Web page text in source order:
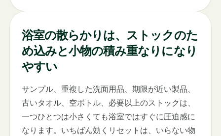
浴室の散らかりは、ストックのた
め込みと小物の積み重なりになり
やすい
サンプル、重複した洗面用品、期限が近い製品、
古いタオル、空ボトル、必要以上のストックは、
一つひとつは小さくても浴室ではすぐに圧迫感に
なります。いちばん効くリセットは、いらない物